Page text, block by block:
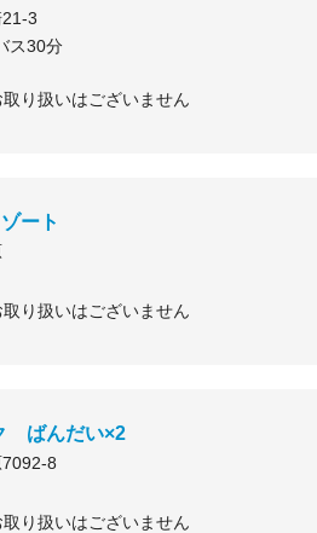
3
ス30分
り扱いはございません
ート
り扱いはございません
ばんだい×2
8
り扱いはございません